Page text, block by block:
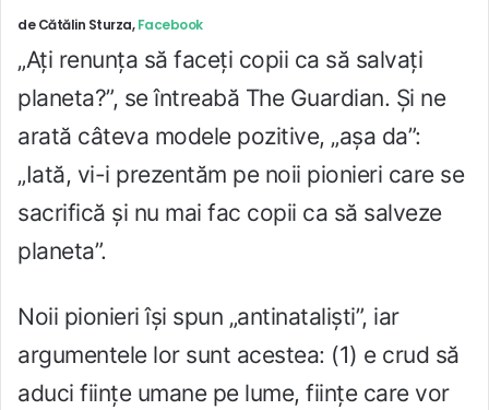
de Cătălin Sturza,Facebook
„Ați renunța să faceți copii ca să salvați
planeta?”, se întreabă The Guardian. Și ne
arată câteva modele pozitive, „așa da”:
„Iată, vi-i prezentăm pe noii pionieri care se
sacrifică și nu mai fac copii ca să salveze
planeta”.
Noii pionieri își spun „antinataliști”, iar
argumentele lor sunt acestea: (1) e crud să
aduci ființe umane pe lume, ființe care vor